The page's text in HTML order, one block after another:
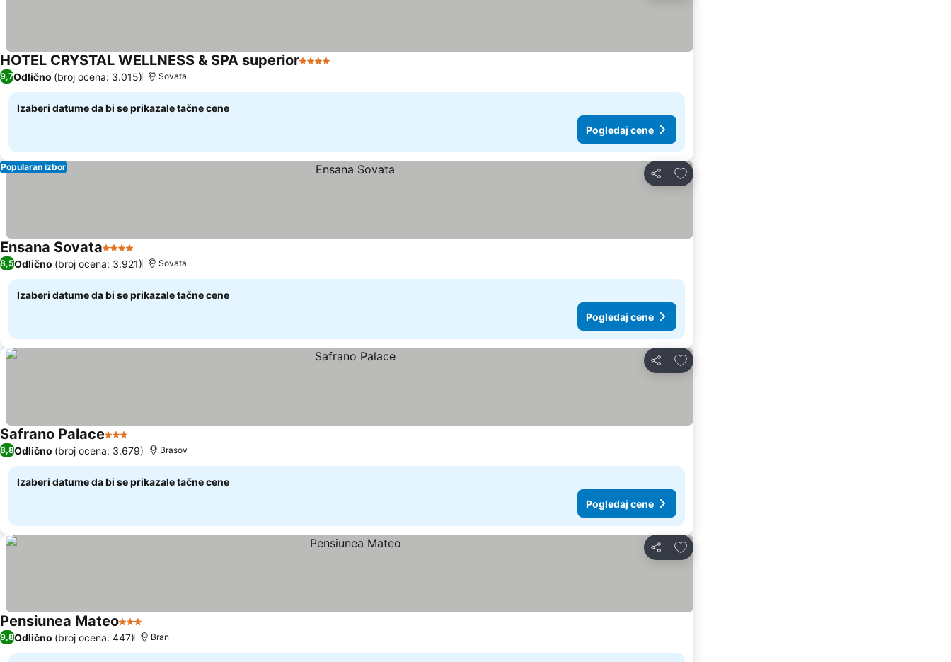
HOTEL CRYSTAL WELLNESS & SPA superior4 Zvezdice
9,7Odlično (broj ocena: 3.015) Sovata
Izaberi datume da bi se prikazale tačne cene
Pogledaj cene
Deli
Dodati u favorite
Popularan izbor
Ensana Sovata4 Zvezdice
8,5Odlično (broj ocena: 3.921) Sovata
Izaberi datume da bi se prikazale tačne cene
Pogledaj cene
Deli
Dodati u favorite
Safrano Palace3 Zvezdice
8,8Odlično (broj ocena: 3.679) Brasov
Izaberi datume da bi se prikazale tačne cene
Pogledaj cene
Deli
Dodati u favorite
Pensiunea Mateo3 Zvezdice
9,8Odlično (broj ocena: 447) Bran